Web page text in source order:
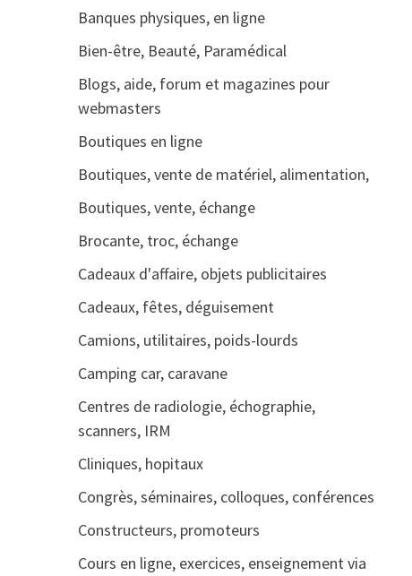
Banques physiques, en ligne
Bien-être, Beauté, Paramédical
Blogs, aide, forum et magazines pour
webmasters
Boutiques en ligne
Boutiques, vente de matériel, alimentation,
Boutiques, vente, échange
Brocante, troc, échange
Cadeaux d'affaire, objets publicitaires
Cadeaux, fêtes, déguisement
Camions, utilitaires, poids-lourds
Camping car, caravane
Centres de radiologie, échographie,
scanners, IRM
Cliniques, hopitaux
Congrès, séminaires, colloques, conférences
Constructeurs, promoteurs
Cours en ligne, exercices, enseignement via